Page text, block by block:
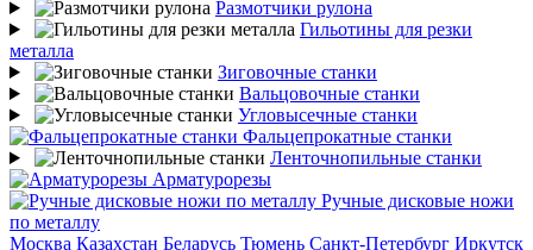
Размотчики рулона
Гильотины для резки
металла
Зиговочные станки
Вальцовочные станки
Угловысечные станки
Фальцепрокатные станки
Ленточнопильные станки
Арматурорезы
Ручные дисковые ножи
по металлу
Москва Казахстан Беларусь Тюмень Санкт-Петербург Иркутск